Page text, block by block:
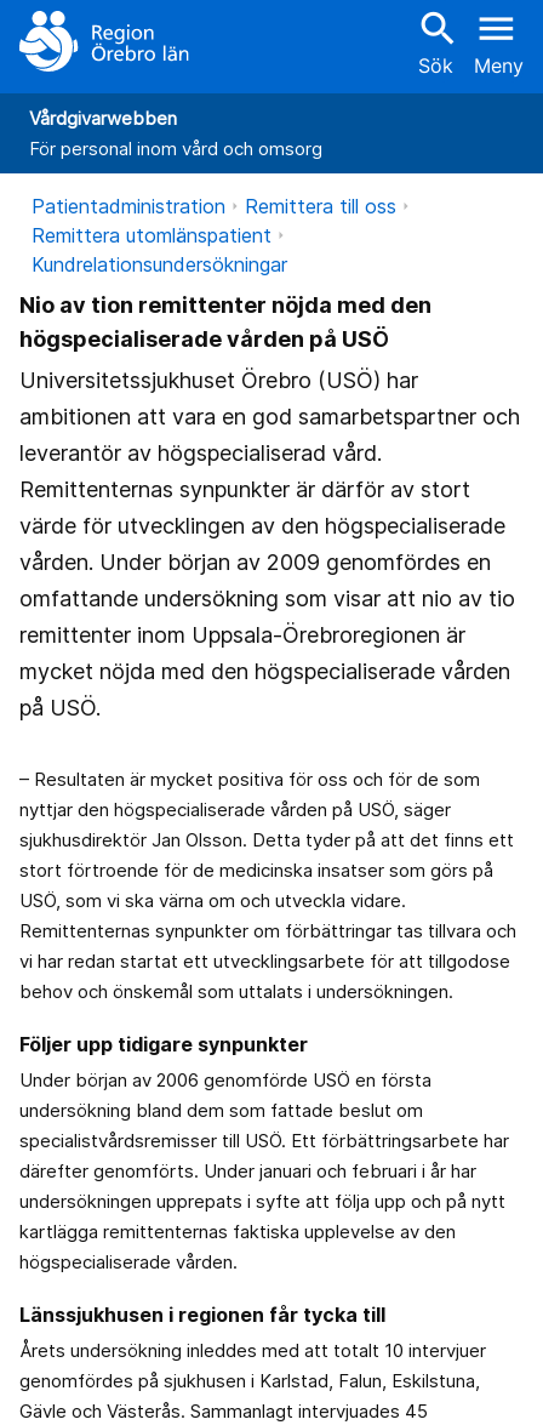
search
Sök
menu
Meny
Vårdgivarwebben
För personal inom vård och omsorg
Patientadministration
Remittera till oss
Remittera utomlänspatient
Kundrelationsundersökningar
Nio av tion remittenter nöjda med den
högspecialiserade vården på USÖ
Universitetssjukhuset Örebro (USÖ) har
ambitionen att vara en god samarbetspartner och
leverantör av högspecialiserad vård.
Remittenternas synpunkter är därför av stort
värde för utvecklingen av den högspecialiserade
vården. Under början av 2009 genomfördes en
omfattande undersökning som visar att nio av tio
remittenter inom Uppsala-Örebroregionen är
mycket nöjda med den högspecialiserade vården
på USÖ.
– Resultaten är mycket positiva för oss och för de som
nyttjar den högspecialiserade vården på USÖ, säger
sjukhusdirektör Jan Olsson. Detta tyder på att det finns ett
stort förtroende för de medicinska insatser som görs på
USÖ, som vi ska värna om och utveckla vidare.
Remittenternas synpunkter om förbättringar tas tillvara och
vi har redan startat ett utvecklingsarbete för att tillgodose
behov och önskemål som uttalats i undersökningen.
Följer upp tidigare synpunkter
Under början av 2006 genomförde USÖ en första
undersökning bland dem som fattade beslut om
specialistvårdsremisser till USÖ. Ett förbättringsarbete har
därefter genomförts. Under januari och februari i år har
undersökningen upprepats i syfte att följa upp och på nytt
kartlägga remittenternas faktiska upplevelse av den
högspecialiserade vården.
Länssjukhusen i regionen får tycka till
Årets undersökning inleddes med att totalt 10 intervjuer
genomfördes på sjukhusen i Karlstad, Falun, Eskilstuna,
Gävle och Västerås. Sammanlagt intervjuades 45